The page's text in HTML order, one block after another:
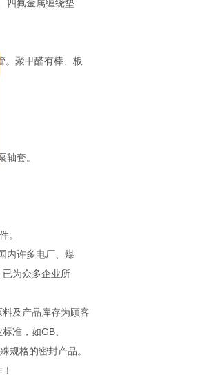
四氟金属缠绕垫
聚甲醛有棒、板
套。
。
内许多电厂、煤
为众多企业所
及产品库存为顾客
准，如GB、
规格的密封产品。